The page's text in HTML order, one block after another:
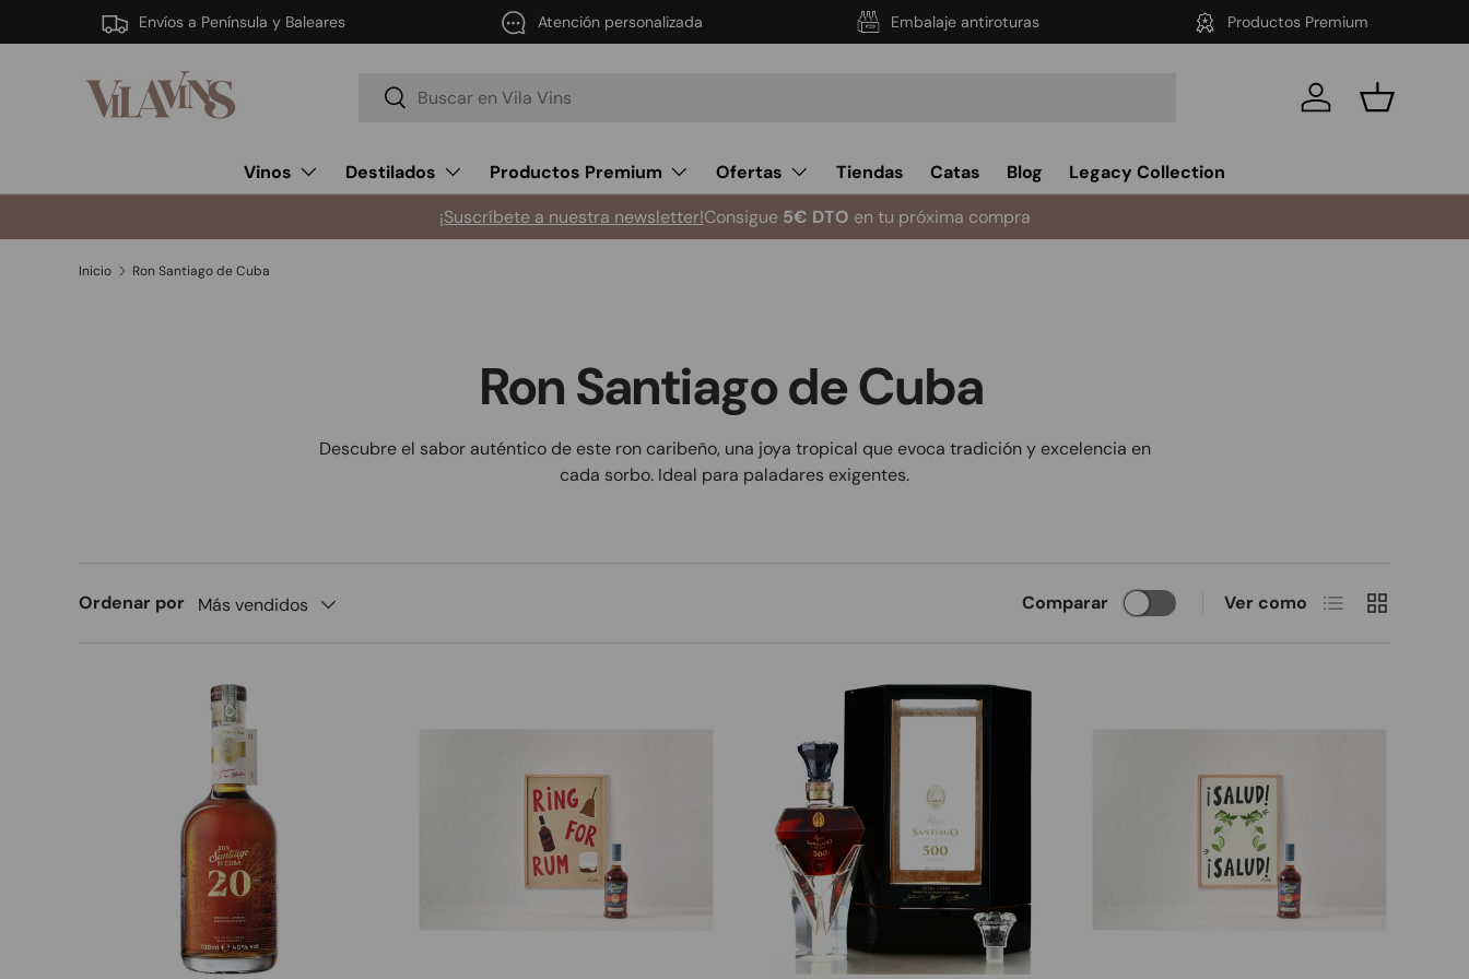
Ir al contenido
Envíos a Península y Baleares Atención personalizada Embalaje antiroturas Productos Premium
Buscar
Buscar Iniciar sesión
Cesta
Vinos Destilados Productos Premium Ofertas Tiendas Catas Blog
Legacy Collection
¡Suscríbete a nuestra newsletter!Consigue5€ DTO en tu próxima compra
Inicio Ron Santiago de Cuba
Ron Santiago de Cuba
Descubre el sabor auténtico de este ron caribeño, una joya tropical que evoca tradición y excelencia en
cada sorbo. Ideal para paladares exigentes.
Ordenar por Más vendidos Comparar Ver como Lista Cuadrícula